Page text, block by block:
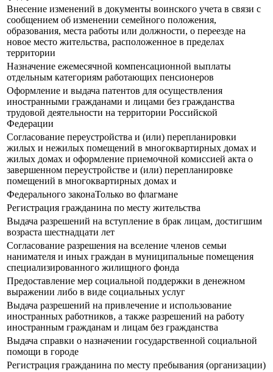
Внесение изменений в документы воинского учета в связи с
сообщением об изменении семейного положения,
образования, места работы или должности, о переезде на
новое место жительства, расположенное в пределах
территории
Назначение ежемесячной компенсационной выплаты
отдельным категориям работающих пенсионеров
Оформление и выдача патентов для осуществления
иностранными гражданами и лицами без гражданства
трудовой деятельности на территории Российской
Федерации
Согласование переустройства и (или) перепланировки
жилых и нежилых помещений в многоквартирных домах и
жилых домах и оформление приемочной комиссией акта о
завершенном переустройстве и (или) перепланировке
помещений в многоквартирных домах и
Федерального законаТолько во флагмане
Регистрация гражданина по месту жительства
Выдача разрешений на вступление в брак лицам, достигшим
возраста шестнадцати лет
Согласование разрешения на вселение членов семьи
нанимателя и иных граждан в муниципальные помещения
специализированного жилищного фонда
Предоставление мер социальной поддержки в денежном
выражении либо в виде социальных услуг
Выдача разрешений на привлечение и использование
иностранных работников, а также разрешений на работу
иностранным гражданам и лицам без гражданства
Выдача справки о назначении государственной социальной
помощи в городе
Регистрация гражданина по месту пребывания (организации)